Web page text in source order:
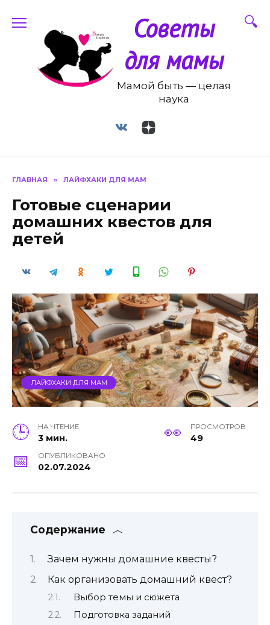
содержанию
Советы
для мамы
Мамой быть — целая
наука
ГЛАВНАЯ » ЛАЙФХАКИ ДЛЯ МАМ
Готовые сценарии
домашних квестов для
детей
ЛАЙФХАКИ ДЛЯ МАМ
НА ЧТЕНИЕ
3 мин.
ПРОСМОТРОВ
49
ОПУБЛИКОВАНО
02.07.2024
Содержание
Зачем нужны домашние квесты?
Как организовать домашний квест?
Выбор темы и сюжета
Подготовка заданий